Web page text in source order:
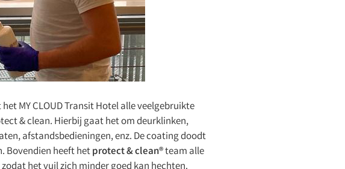
MY CLOUD Transit Hotel alle veelgebruikte
& clean. Hierbij gaat het om deurklinken,
afstandsbedieningen, enz. De coating doodt
Bovendien heeft hetprotect & clean®team alle